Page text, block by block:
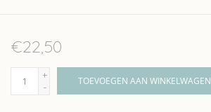
€22,50
+
-
TOEVOEGEN AAN WINKELWAGEN